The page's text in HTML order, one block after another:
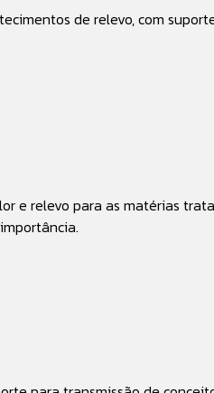
de relevo, com
relevo para as matérias